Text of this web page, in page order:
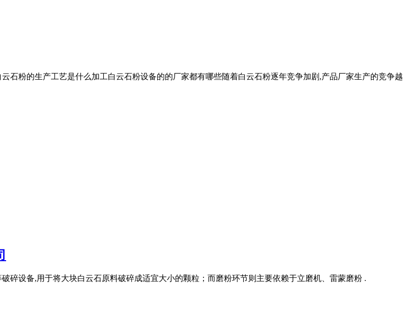
石粉的生产工艺是什么加工白云石粉设备的的厂家都有哪些随着白云石粉逐年竞争加剧,产品厂家生产的竞争越
碎设备,用于将大块白云石原料破碎成适宜大小的颗粒；而磨粉环节则主要依赖于立磨机、雷蒙磨粉 .